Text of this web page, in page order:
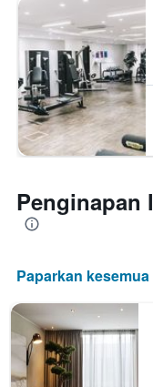
Penginapan
Paparkan